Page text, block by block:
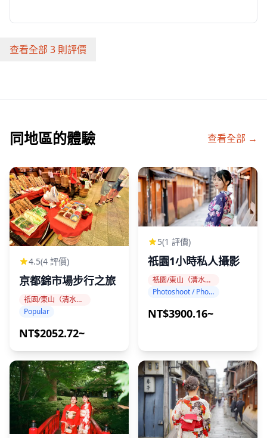
*我們將在稍後單獨通知您具體的接待時間。
僅接受兩位客人的預訂
請自行前往酒店辦理入住手續。
包括節日前一天和節日當天的兩晚住宿
標準雙床房
僅含客房（不含餐點）
地址：京都市東山區橋本町2-415-1 〒605-0083
・Rihga Place Kyoto Shijo Karasuma住宿方案
僅接受兩位客人的預訂
請自行前往酒店辦理入住手續。
包括節日前一天和節日當天的兩晚住宿
標準雙床房
含早餐
地址：京都市下京區室町通高辻上る山王町551 〒600-
8424
查看全部 3 則評價
同地區的體驗 查看全部 →
4.5(4 評價)
京都錦市場步行之旅
祇園/東山（清水寺、八坂神社、平安神宮）
Popular
NT$2052.72~
5(1 評價)
祇園1小時私人攝影
祇園/東山（清水寺、八坂神社、平安神宮）
Photoshoot / Photo tour
NT$3900.16~